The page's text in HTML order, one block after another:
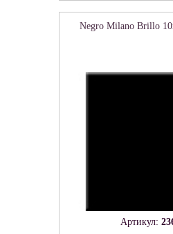
Negro Milano Brillo
Артикул: